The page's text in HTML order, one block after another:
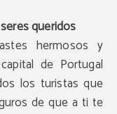
queridos
hermosos y
de Portugal
los turistas que
de que a ti te